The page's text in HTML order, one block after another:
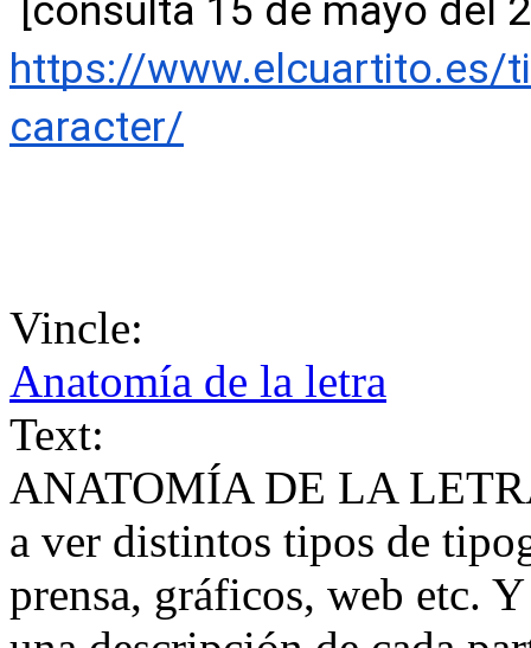
https://www.elcuartito.es/
caracter/
Vincle:
Anatomía de la letra
Text:
ANATOMÍA DE LA
a ver distintos tipos de
prensa, gráficos, web etc.